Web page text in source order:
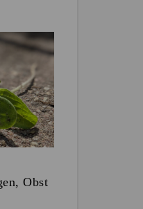
Obst